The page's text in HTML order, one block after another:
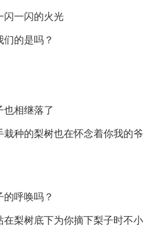
一闪的火光
的是吗？
相继落了
种的梨树也在怀念着你我的爷
呼唤吗？
梨树底下为你摘下梨子时不小